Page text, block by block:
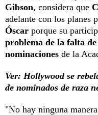
Gibson, considera que
adelante con los planes
Óscar porque su
problema de la falta
nominaciones de la
Ver: Hollywood se
de nominados de raza
"No hay ninguna